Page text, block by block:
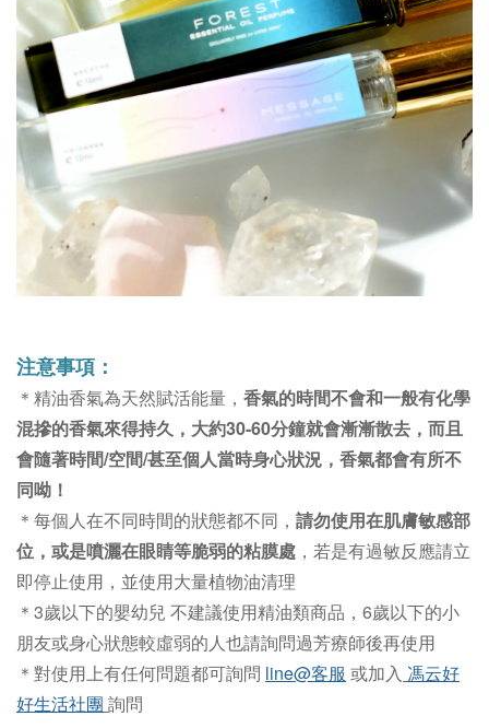
注意事項：
＊ 精油香氣為天然賦活能量， 香氣的時間不會和一般有化學
混摻的香氣來得持久，大約30-60分鐘就會漸漸散去，而且
會隨著時間/空間/甚至個人當時身心狀況，香氣都會有所不
同呦！
＊每個人在不同時間的狀態都不同， 請勿使用在肌膚敏感部
位，或是噴灑在眼睛等脆弱的粘膜處 ，若是有過敏反應請立
即停止使用，並使用大量植物油清理
＊3歲以下的嬰幼兒 不建議使用精油類商品，6歲以下的小
朋友或身心狀態較虛弱的人也請詢問過芳療師後再使用
＊ 對使用上有任何問題都可詢問 line@客服 或加入 馮云好
好生活社團 詢問